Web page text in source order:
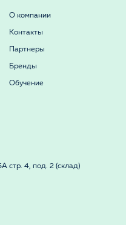
О компании
Контакты
Партнеры
Бренды
Обучение
стр. 4, под. 2 (склад)